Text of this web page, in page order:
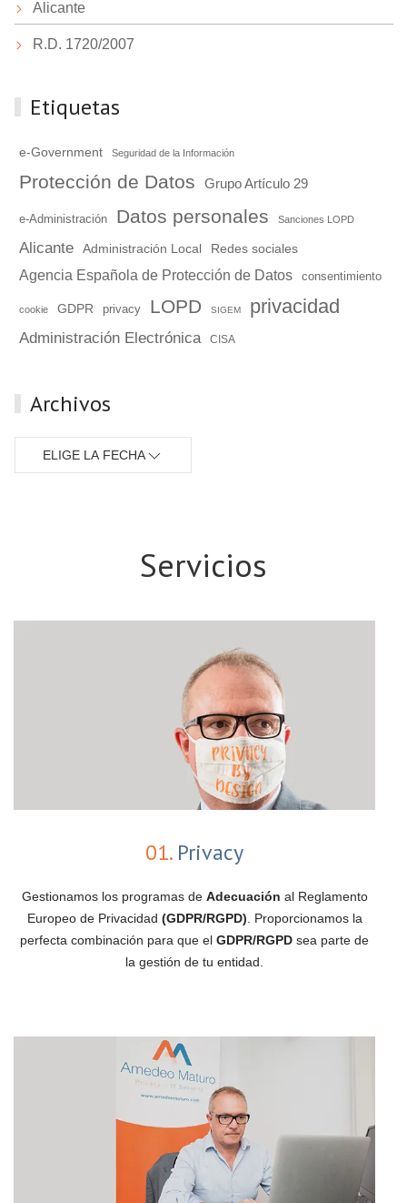
Alicante
R.D. 1720/2007
Etiquetas
e-Government Seguridad de la Información
Protección de Datos Grupo Artículo 29
e-Administración Datos personales Sanciones LOPD
Alicante Administración Local Redes sociales
Agencia Española de Protección de Datos consentimiento
cookie GDPR privacy LOPD SIGEM privacidad
Administración Electrónica CISA
Archivos
ELIGE LA FECHA
Servicios
01.Privacy
Gestionamos los programas de Adecuación al Reglamento
Europeo de Privacidad (GDPR/RGPD). Proporcionamos la
perfecta combinación para que el GDPR/RGPD sea parte de
la gestión de tu entidad.